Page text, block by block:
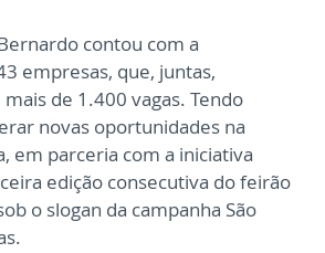
contou com a
empresas, que, juntas,
de 1.400 vagas. Tendo
novas oportunidades na
em parceria com a iniciativa
edição consecutiva do feirão
o slogan da campanha São